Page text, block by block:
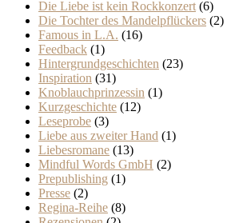
Die Liebe ist kein Rockkonzert (6)
Die Tochter des Mandelpflückers (2)
Famous in L.A. (16)
Feedback (1)
Hintergrundgeschichten (23)
Inspiration (31)
Knoblauchprinzessin (1)
Kurzgeschichte (12)
Leseprobe (3)
Liebe aus zweiter Hand (1)
Liebesromane (13)
Mindful Words GmbH (2)
Prepublishing (1)
Presse (2)
Regina-Reihe (8)